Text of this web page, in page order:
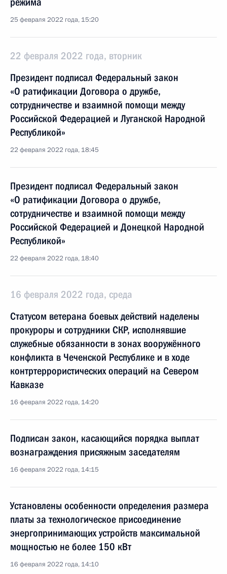
25 февраля 2022 года, 15:20
22 февраля 2022 года, вторник
Президент подписал Федеральный закон
«О ратификации Договора о дружбе,
сотрудничестве и взаимной помощи между
Российской Федерацией и Луганской Народной
Республикой»
22 февраля 2022 года, 18:45
Президент подписал Федеральный закон
«О ратификации Договора о дружбе,
сотрудничестве и взаимной помощи между
Российской Федерацией и Донецкой Народной
Республикой»
22 февраля 2022 года, 18:40
16 февраля 2022 года, среда
Статусом ветерана боевых действий наделены
прокуроры и сотрудники СКР, исполнявшие
служебные обязанности в зонах вооружённого
конфликта в Чеченской Республике и в ходе
контртеррористических операций на Севером
Кавказе
16 февраля 2022 года, 14:20
Подписан закон, касающийся порядка выплат
вознаграждения присяжным заседателям
16 февраля 2022 года, 14:15
Установлены особенности определения размера
платы за технологическое присоединение
энергопринимающих устройств максимальной
мощностью не более 150 кВт
16 февраля 2022 года, 14:10